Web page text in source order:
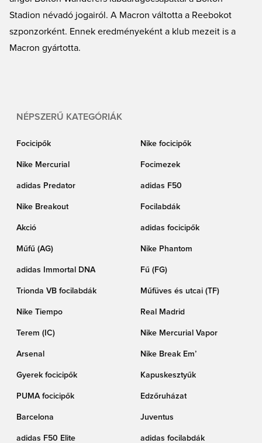
Stadion névadó jogairól. A Macron váltotta a Reebokot
szponzorként. Ennek eredményeként a klub mezeit is a
Macron gyártotta.
NÉPSZERŰ KATEGÓRIÁK
Focicipők Nike focicipők
Nike Mercurial Focimezek
adidas Predator adidas F50
Nike Breakout Focilabdák
Akció adidas focicipők
Műfű (AG) Nike Phantom
adidas Immortal DNA Fű (FG)
Trionda VB focilabdák Műfüves és utcai (TF)
Nike Tiempo Real Madrid
Terem (IC) Nike Mercurial Vapor
Arsenal Nike Break Em’
Gyerek focicipők Kapuskesztyűk
PUMA focicipők Edzőruházat
Barcelona Juventus
adidas F50 Elite adidas focilabdák